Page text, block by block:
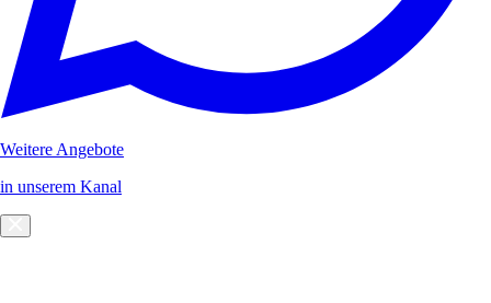
Weitere Angebote
in unserem Kanal